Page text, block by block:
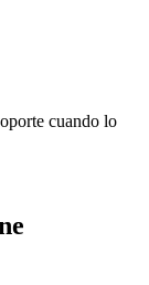
cuando lo